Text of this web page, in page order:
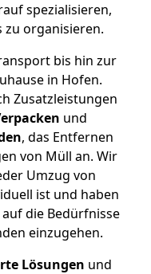
spezialisieren,
zu organisieren.
bis hin zur
in Hofen.
Zusatzleistungen
und
, das Entfernen
von Müll an. Wir
Umzug von
ist und haben
die Bedürfnisse
einzugehen.
Lösungen und